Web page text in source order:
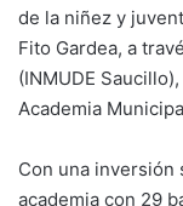
de la niñez y
Fito Gardea, a
(INMUDE
Academia
Con una inversión
academia con 29